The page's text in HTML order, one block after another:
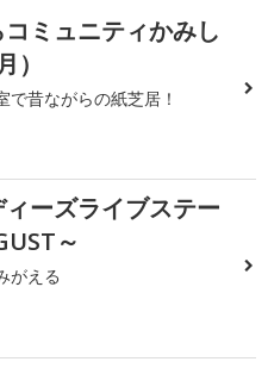
ミュニティかみし
）
で昔ながらの紙芝居！
ーズライブステー
～
がえる